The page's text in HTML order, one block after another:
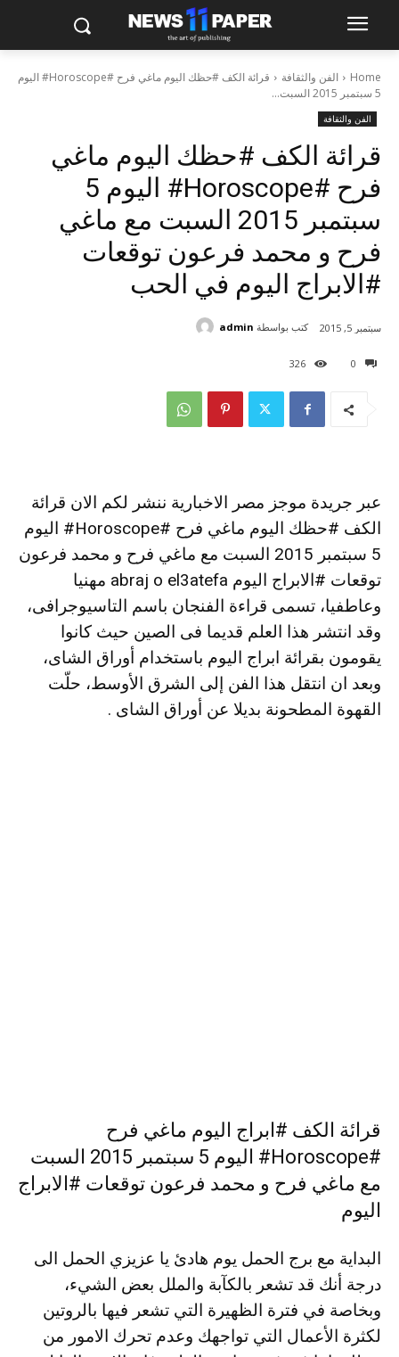
Home الفن والثقافة
قرائة الكف #حظك اليوم ماغي فرح #Horoscope# اليوم
5 سبتمبر 2015 السبت...
الفن والثقافة
قرائة الكف #حظك اليوم ماغي
فرح #Horoscope# اليوم 5
سبتمبر 2015 السبت مع ماغي
فرح و محمد فرعون توقعات
#الابراج اليوم في الحب
0
326
سبتمبر 5, 2015 كتب بواسطة admin
عبر جريدة موجز مصر الاخبارية ننشر لكم الان قرائة
الكف #حظك اليوم ماغي فرح #Horoscope# اليوم
5 سبتمبر 2015 السبت مع ماغي فرح و محمد فرعون
توقعات #الابراج اليوم abraj o el3atefa مهنيا
وعاطفيا، تسمى قراءة الفنجان باسم التاسيوجرافى،
وقد انتشر هذا العلم قديما فى الصين حيث كانوا
يقومون بقرائة ابراج اليوم باستخدام أوراق الشاى،
وبعد ان انتقل هذا الفن إلى الشرق الأوسط، حلّت
القهوة المطحونة بديلا عن أوراق الشاى .
قرائة الكف #ابراج اليوم ماغي فرح
#Horoscope# اليوم 5 سبتمبر 2015 السبت
مع ماغي فرح و محمد فرعون توقعات #الابراج
اليوم
البداية مع برج الحمل يوم هادئ يا عزيزي الحمل الى
درجة أنك قد تشعر بالكآبة والملل بعض الشيء،
وبخاصة في فترة الظهيرة التي تشعر فيها بالروتين
لكثرة الأعمال التي تواجهك وعدم تحرك الامور من